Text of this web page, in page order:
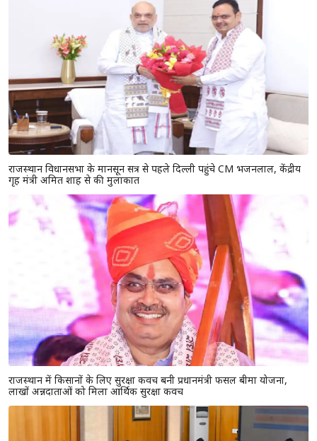
राजस्थान विधानसभा के मानसून सत्र से पहले दिल्ली पहुंचे CM भजनलाल, केंद्रीय
गृह मंत्री अमित शाह से की मुलाकात
राजस्थान में किसानों के लिए सुरक्षा कवच बनी प्रधानमंत्री फसल बीमा योजना,
लाखों अन्नदाताओं को मिला आर्थिक सुरक्षा कवच